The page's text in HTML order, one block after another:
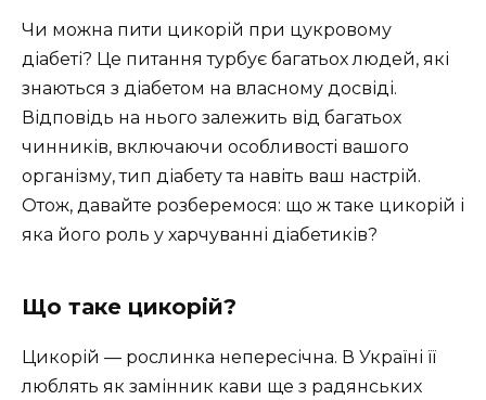
Чи можна пити цикорій при цукровому
діабеті? Це питання турбує багатьох людей, які
знаються з діабетом на власному досвіді.
Відповідь на нього залежить від багатьох
чинників, включаючи особливості вашого
організму, тип діабету та навіть ваш настрій.
Отож, давайте розберемося: що ж таке цикорій і
яка його роль у харчуванні діабетиків?
Що таке цикорій?
Цикорій — рослинка непересічна. В Україні її
люблять як замінник кави ще з радянських